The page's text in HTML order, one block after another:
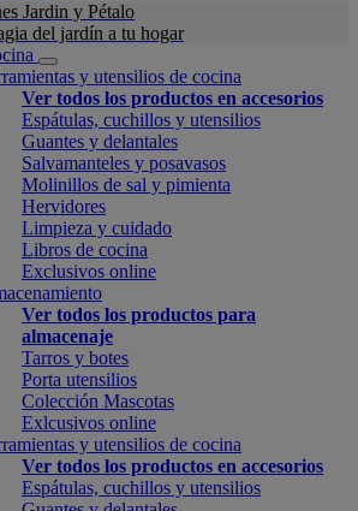
Jardin y Pétalo
del jardín a tu hogar
y utensilios de cocina
Ver todos los productos en accesorios
Espátulas, cuchillos y utensilios
Guantes y delantales
Salvamanteles y posavasos
Molinillos de sal y pimienta
Hervidores
Limpieza y cuidado
Libros de cocina
Exclusivos online
Ver todos los productos para
almacenaje
Tarros y botes
Porta utensilios
Colección Mascotas
Exlcusivos online
y utensilios de cocina
Ver todos los productos en accesorios
Espátulas, cuchillos y utensilios